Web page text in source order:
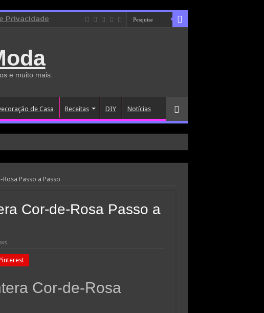
Privacidade
e muito mais.
de Casa Receitas DIY Notícias
Passo a Passo
Cor-de-Rosa Passo a
Cor-de-Rosa